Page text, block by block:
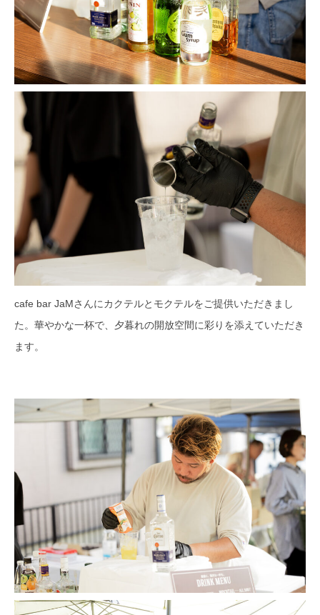
cafe bar JaMさんにカクテルとモクテルをご提供いただきまし
た。華やかな一杯で、夕暮れの開放空間に彩りを添えていただき
ます。